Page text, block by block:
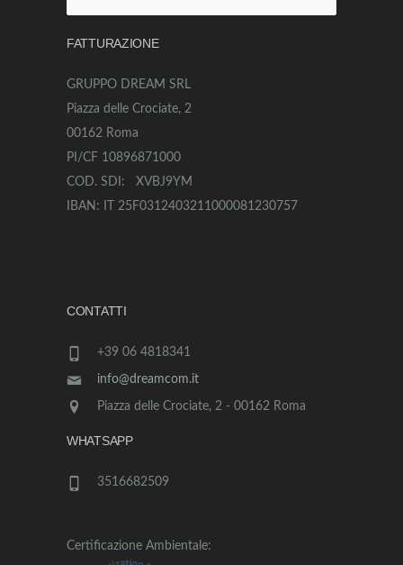
per:
FATTURAZIONE
GRUPPO DREAM SRL
Piazza delle Crociate, 2
00162 Roma
PI/CF 10896871000
COD. SDI: XVBJ9YM
IBAN: IT 25F0312403211000081230757
CONTATTI
+39 06 4818341
info@dreamcom.it
Piazza delle Crociate, 2 - 00162 Roma
WHATSAPP
3516682509
Certificazione Ambientale: